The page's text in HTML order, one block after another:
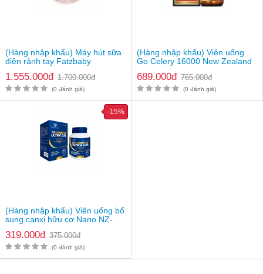
(Hàng nhập khẩu) Máy hút sữa
điện rảnh tay Fatzbaby
1.555.000đ 1.700.000đ
(0 đánh giá)
(Hàng nhập khẩu) Viên uống
Go Celery 16000 New Zealand
689.000đ 765.000đ
(0 đánh giá)
(Hàng nhập khẩu) Viên uống bổ
sung canxi hữu cơ Nano NZ-
319.000đ 375.000đ
-15%
(0 đánh giá)